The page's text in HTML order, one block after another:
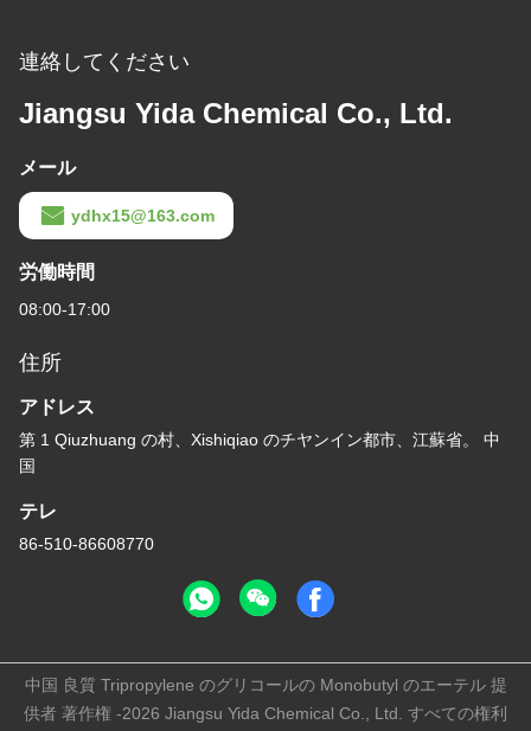
連絡してください
Jiangsu Yida Chemical Co., Ltd.
メール
ydhx15@163.com
労働時間
08:00-17:00
住所
アドレス
第 1 Qiuzhuang の村、Xishiqiao のチヤンイン都市、江蘇省。 中
国
テレ
86-510-86608770
中国 良質 Tripropylene のグリコールの Monobutyl のエーテル 提
供者 著作権 -2026 Jiangsu Yida Chemical Co., Ltd. すべての権利